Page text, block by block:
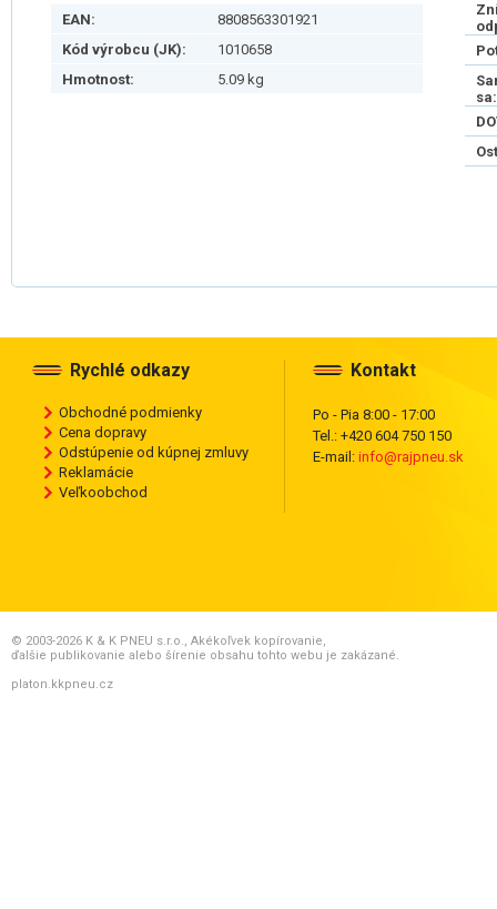
EAN:
8808563301921
Kód výrobcu (JK):
1010658
Hmotnost:
5.09 kg
sa:
Rychlé odkazy
Obchodné podmienky
Cena dopravy
Odstúpenie od kúpnej zmluvy
Reklamácie
Veľkoobchod
Kontakt
Po - Pia 8:00 - 17:00
Tel.: +420 604 750 150
E-mail: info@rajpneu.sk
© 2003-2026 K & K PNEU s.r.o., Akékoľvek kopírovanie,
ďalšie publikovanie alebo šírenie obsahu tohto webu je zakázané.
platon.kkpneu.cz